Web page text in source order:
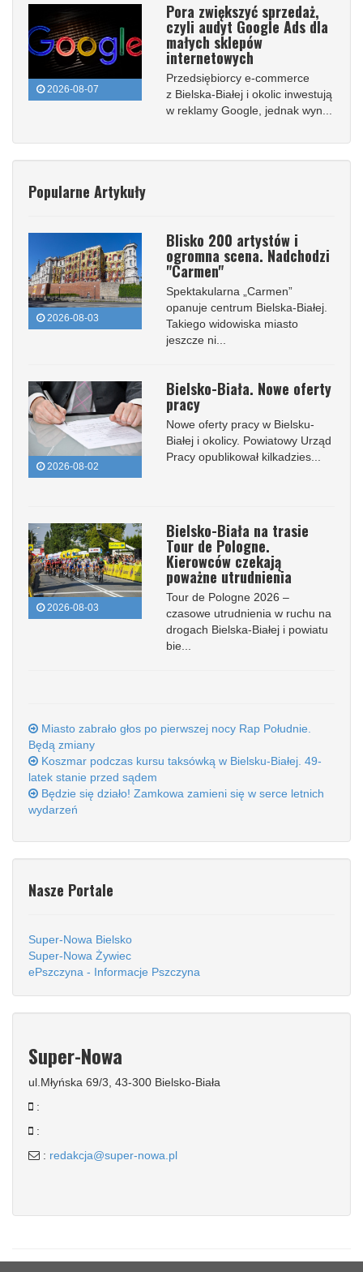
2026-08-07
Pora zwiększyć sprzedaż,
czyli audyt Google Ads dla
małych sklepów
internetowych
Przedsiębiorcy e-commerce
z Bielska-Białej i okolic inwestują
w reklamy Google, jednak wyn...
Popularne Artykuły
2026-08-03
Blisko 200 artystów i
ogromna scena. Nadchodzi
"Carmen"
Spektakularna „Carmen”
opanuje centrum Bielska-Białej.
Takiego widowiska miasto
jeszcze ni...
2026-08-02
Bielsko-Biała. Nowe oferty
pracy
Nowe oferty pracy w Bielsku-
Białej i okolicy. Powiatowy Urząd
Pracy opublikował kilkadzies...
2026-08-03
Bielsko-Biała na trasie
Tour de Pologne.
Kierowców czekają
poważne utrudnienia
Tour de Pologne 2026 –
czasowe utrudnienia w ruchu na
drogach Bielska-Białej i powiatu
bie...
Miasto zabrało głos po pierwszej nocy Rap Południe.
Będą zmiany
Koszmar podczas kursu taksówką w Bielsku-Białej. 49-
latek stanie przed sądem
Będzie się działo! Zamkowa zamieni się w serce letnich
wydarzeń
Nasze Portale
Super-Nowa Bielsko
Super-Nowa Żywiec
ePszczyna - Informacje Pszczyna
Super-Nowa
ul.Młyńska 69/3, 43-300 Bielsko-Biała
:
:
: redakcja@super-nowa.pl